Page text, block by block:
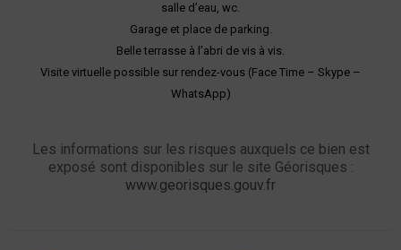
salle d’eau, wc.
Garage et place de parking.
Belle terrasse à l’abri de vis à vis.
Visite virtuelle possible sur rendez-vous (Face Time – Skype –
WhatsApp)
Les informations sur les risques auxquels ce bien est
exposé sont disponibles sur le site Géorisques :
www.georisques.gouv.fr